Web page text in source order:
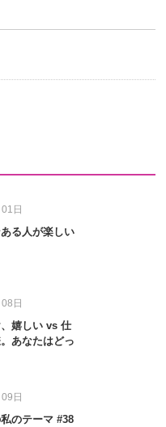
日
る人が楽しい
日
嬉しい vs 仕
あなたはどっ
日
のテーマ #38